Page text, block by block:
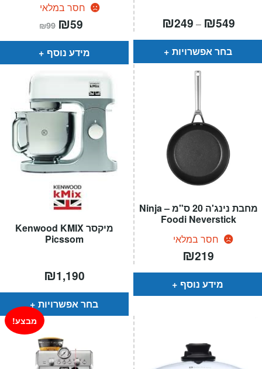
חסר במלאי
₪99 המחיר
המקורי
היה:
₪99.
₪59
הוא:
מידע נוסף
₪249 – ₪549טווח
⁦₪249⁩
בחר אפשרויות
מיקסר Kenwood KMIX
Picssom
₪1,190
בחר אפשרויות
מחבת נינג'ה 20 ס"מ – Ninja
Foodi Neverstick
חסר במלאי
₪219
מידע נוסף
מבצע!